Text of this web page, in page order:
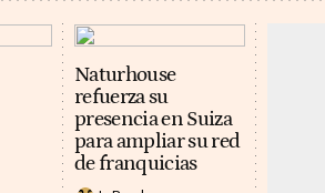
Naturhouse
refuerza su
presencia en Suiza
para ampliar su red
de franquicias